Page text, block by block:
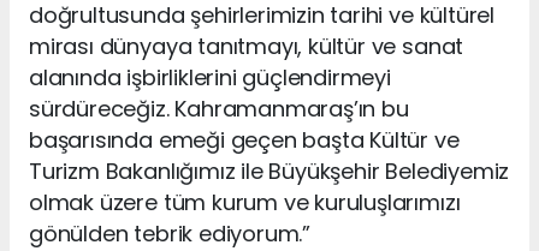
doğrultusunda şehirlerimizin tarihi ve kültürel
mirası dünyaya tanıtmayı, kültür ve sanat
alanında işbirliklerini güçlendirmeyi
sürdüreceğiz. Kahramanmaraş’ın bu
başarısında emeği geçen başta Kültür ve
Turizm Bakanlığımız ile Büyükşehir Belediyemiz
olmak üzere tüm kurum ve kuruluşlarımızı
gönülden tebrik ediyorum.”